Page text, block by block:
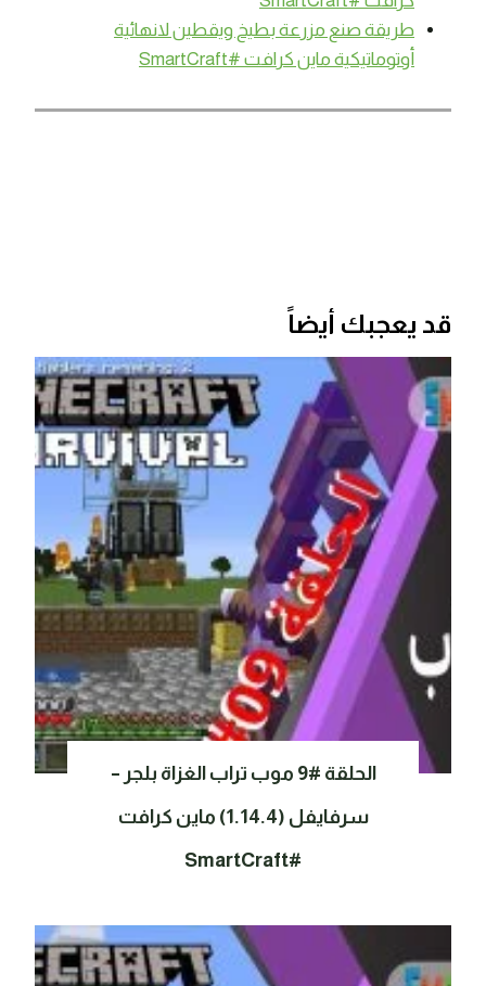
طريقة صنع مزرعة بطيخ ويقطين لانهائية
أوتوماتيكية ماين كرافت #SmartCraft
قد يعجبك أيضاً
الحلقة #9 موب تراب الغزاة بلجر –
سرفايفل (1.14.4) ماين كرافت
#SmartCraft